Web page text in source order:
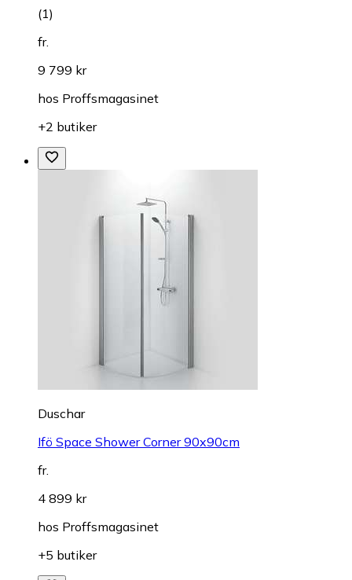
(1)
fr.
9 799 kr
hos Proffsmagasinet
+2 butiker
Duschar
Ifö Space Shower Corner 90x90cm
fr.
4 899 kr
hos Proffsmagasinet
+5 butiker